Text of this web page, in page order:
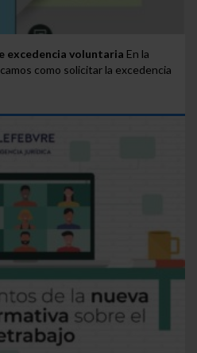
excedencia voluntaria En la
como solicitar la excedencia